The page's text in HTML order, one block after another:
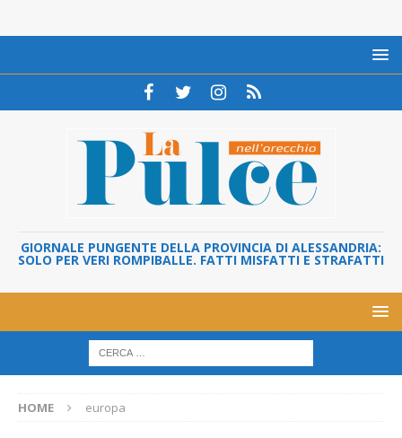
GIORNALE PUNGENTE DELLA PROVINCIA DI ALESSANDRIA:
SOLO PER VERI ROMPIBALLE. FATTI MISFATTI E STRAFATTI
HOME europa